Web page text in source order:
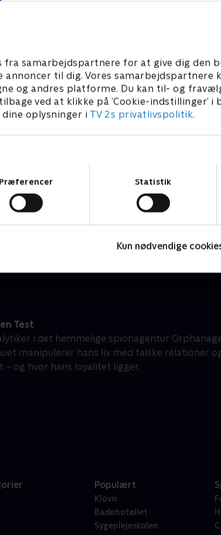
fra samarbejdspartnere for at give dig den
til dig. Vores samarbejdspartnere
og andres platforme. Du kan til- og
ved at klikke på ’Cookie-indstillinger’ i
oplysninger i TV 2s privatlivspolitik.
Præferencer Statistik
Kun nødvendige
Test
i det hemmelige spionagentur
manipulerer hans liv med falske relationer
– og hvor hans loyalitet ligger.
Populært
Klovn
Badehotellet
Sygeplejeskolen